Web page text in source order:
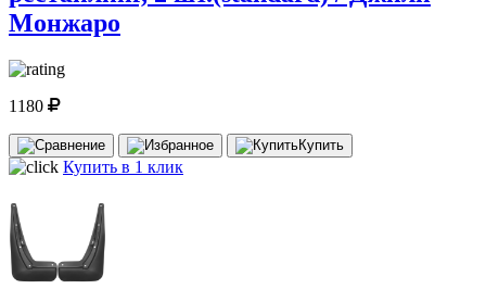
Монжаро
1180
Купить
Купить в 1 клик